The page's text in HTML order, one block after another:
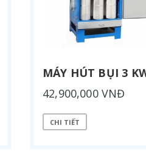
MÁY HÚT BỤI 3
42,900,000 VNĐ
CHI TIẾT